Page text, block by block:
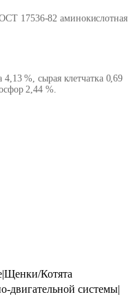
17536-82 аминокислотная
%, сырая клетчатка 0,69
2,44 %.
Котята
двигательной системы|